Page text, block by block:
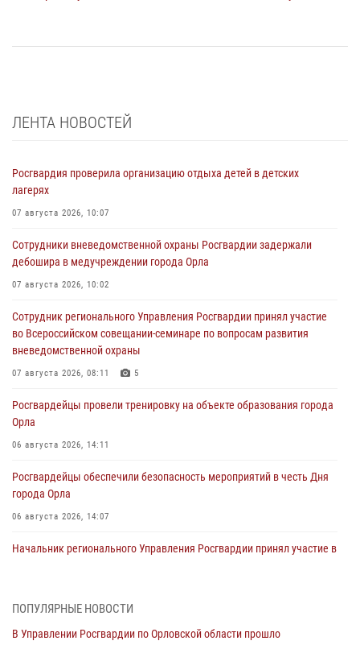
ЛЕНТА НОВОСТЕЙ
Росгвардия проверила организацию отдыха детей в детских
лагерях
07 августа 2026, 10:07
Сотрудники вневедомственной охраны Росгвардии задержали
дебошира в медучреждении города Орла
07 августа 2026, 10:02
Сотрудник регионального Управления Росгвардии принял участие
во Всероссийском совещании-семинаре по вопросам развития
вневедомственной охраны
07 августа 2026, 08:11 5
Росгвардейцы провели тренировку на объекте образования города
Орла
06 августа 2026, 14:11
Росгвардейцы обеспечили безопасность мероприятий в честь Дня
города Орла
06 августа 2026, 14:07
Начальник регионального Управления Росгвардии принял участие в
первое полугодие
ПОПУЛЯРНЫЕ НОВОСТИ
В Управлении Росгвардии по Орловской области прошло